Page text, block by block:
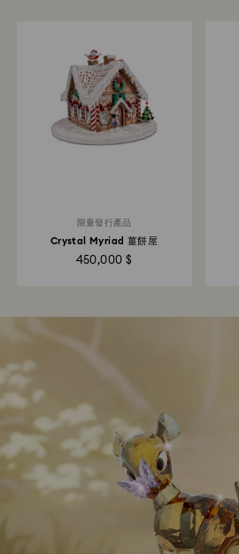
限量發行產品
Crystal Myriad 薑餅屋
450,000 $